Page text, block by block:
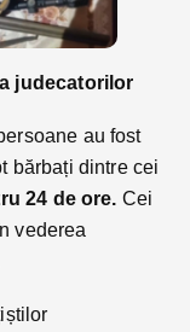
judecatorilor
au fost
bărbați dintre cei
24 de ore. Cei
vederea